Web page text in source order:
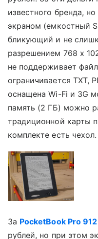
известного бренда,
экраном (емкостный
бликующий и не
разрешением 768 х
не поддерживает
ограничивается TXT,
оснащена Wi-Fi и 3G
память (2 ГБ) можно
традиционной карты
комплекте есть чехол.
За PocketBook Pro 912
рублей, но при этом